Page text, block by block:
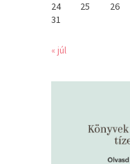
24
25 26
31
« júl